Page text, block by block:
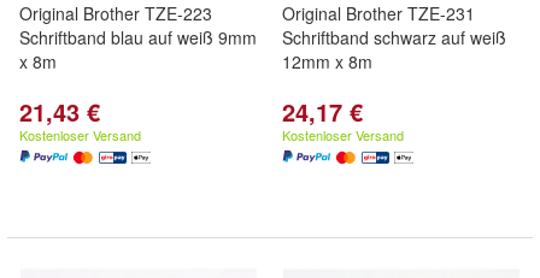
Original Brother TZE-223
Schriftband blau auf weiß 9mm
x 8m
21,43 €
Kostenloser Versand
Original Brother TZE-231
Schriftband schwarz auf weiß
12mm x 8m
24,17 €
Kostenloser Versand